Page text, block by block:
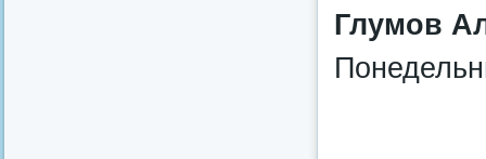
Глумов